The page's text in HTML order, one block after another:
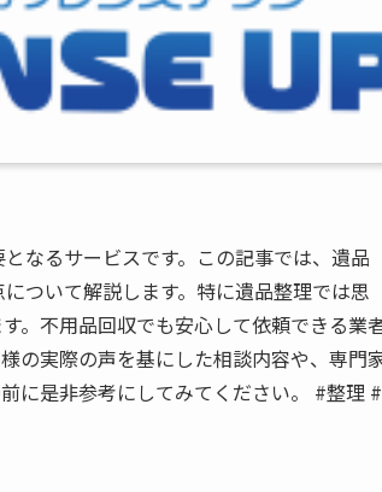
なるサービスです。この記事では、遺品
ついて解説します。特に遺品整理では思
。不用品回収でも安心して依頼できる業
の実際の声を基にした相談内容や、専門
に是非参考にしてみてください。 #整理 #